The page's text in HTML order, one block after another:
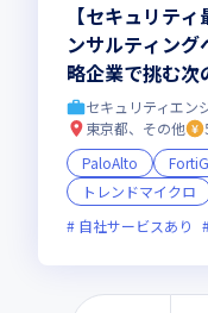
【セキュリテ
ンサルティン
略企業で挑む次
セキュリティエン
東京都、その他
PaloAlto
トレンドマイクロ
自社サービスあり